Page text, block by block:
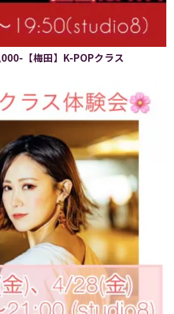
【梅田】K-POPクラス